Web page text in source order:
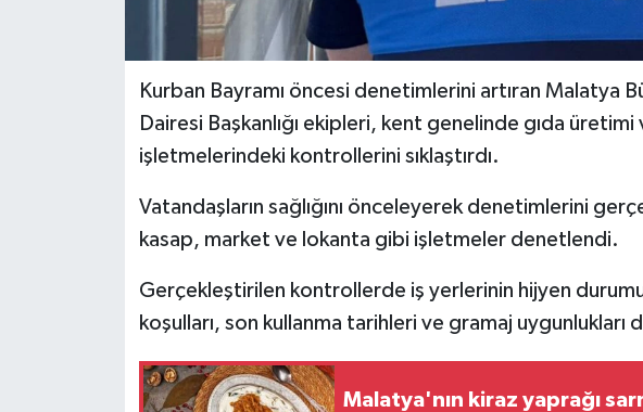
Kurban Bayramı öncesi denetimlerini artıran Malatya
Dairesi Başkanlığı ekipleri, kent genelinde gıda üretimi
işletmelerindeki kontrollerini sıklaştırdı.
Vatandaşların sağlığını önceleyerek denetimlerini
kasap, market ve lokanta gibi işletmeler denetlendi.
Gerçekleştirilen kontrollerde iş yerlerinin hijyen
koşulları, son kullanma tarihleri ve gramaj uygunlukları
Malatya'nın kiraz yaprağı